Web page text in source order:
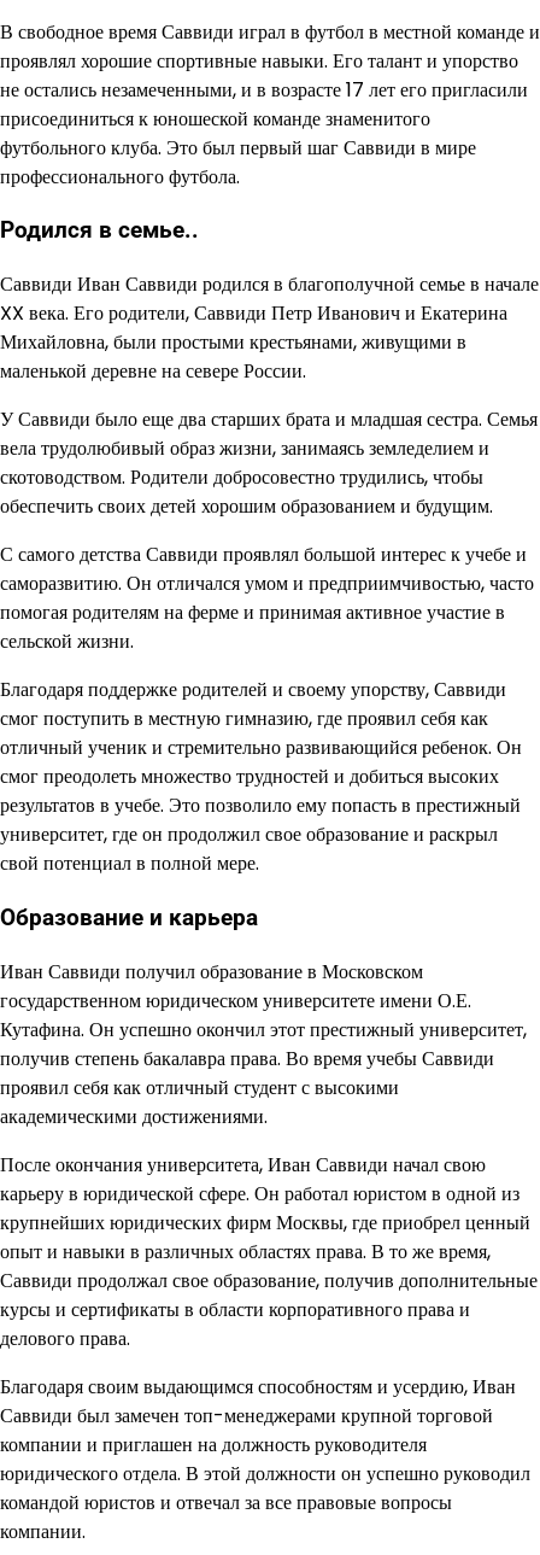
В свободное время Саввиди играл в футбол в местной команде и
проявлял хорошие спортивные навыки. Его талант и упорство
не остались незамеченными, и в возрасте 17 лет его пригласили
присоединиться к юношеской команде знаменитого
футбольного клуба. Это был первый шаг Саввиди в мире
профессионального футбола.
Родился в семье..
Саввиди Иван Саввиди родился в благополучной семье в начале
XX века. Его родители, Саввиди Петр Иванович и Екатерина
Михайловна, были простыми крестьянами, живущими в
маленькой деревне на севере России.
У Саввиди было еще два старших брата и младшая сестра. Семья
вела трудолюбивый образ жизни, занимаясь земледелием и
скотоводством. Родители добросовестно трудились, чтобы
обеспечить своих детей хорошим образованием и будущим.
С самого детства Саввиди проявлял большой интерес к учебе и
саморазвитию. Он отличался умом и предприимчивостью, часто
помогая родителям на ферме и принимая активное участие в
сельской жизни.
Благодаря поддержке родителей и своему упорству, Саввиди
смог поступить в местную гимназию, где проявил себя как
отличный ученик и стремительно развивающийся ребенок. Он
смог преодолеть множество трудностей и добиться высоких
результатов в учебе. Это позволило ему попасть в престижный
университет, где он продолжил свое образование и раскрыл
свой потенциал в полной мере.
Образование и карьера
Иван Саввиди получил образование в Московском
государственном юридическом университете имени О.Е.
Кутафина. Он успешно окончил этот престижный университет,
получив степень бакалавра права. Во время учебы Саввиди
проявил себя как отличный студент с высокими
академическими достижениями.
После окончания университета, Иван Саввиди начал свою
карьеру в юридической сфере. Он работал юристом в одной из
крупнейших юридических фирм Москвы, где приобрел ценный
опыт и навыки в различных областях права. В то же время,
Саввиди продолжал свое образование, получив дополнительные
курсы и сертификаты в области корпоративного права и
делового права.
Благодаря своим выдающимся способностям и усердию, Иван
Саввиди был замечен топ-менеджерами крупной торговой
компании и приглашен на должность руководителя
юридического отдела. В этой должности он успешно руководил
командой юристов и отвечал за все правовые вопросы
компании.